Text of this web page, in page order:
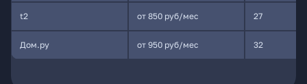
t2 от 850 руб/мес 27
Дом.ру от 950 руб/мес 32